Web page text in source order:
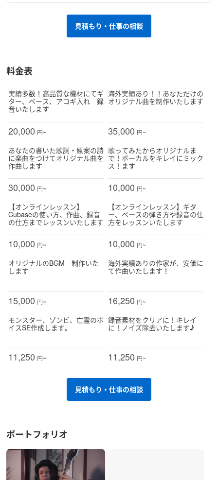
見積もり・仕事の相談
料金表
実績多数！高品質な機材にてギ
ター、ベース、アコギ入れ 録
音いたします
20,000 円~
海外実績あり！！あなただけの
オリジナル曲を制作いたします
35,000 円~
あなたの書いた歌詞・原案の詩
に楽曲をつけてオリジナル曲を
作曲します
30,000 円~
歌ってみたからオリジナルま
で！ボーカルをキレイにミック
ス！ます
10,000 円~
【オンラインレッスン】
Cubaseの使い方、作曲、録音
の仕方までレッスンいたします
10,000 円~
【オンラインレッスン】ギタ
ー、ベースの弾き方や録音の仕
方をレッスンいたします
10,000 円~
オリジナルのBGM 制作いた
します
15,000 円~
海外実績ありの作家が、安価に
て作曲いたします！
16,250 円~
モンスター、ゾンビ、亡霊のボ
イスSE作成します。
11,250 円~
録音素材をクリアに！キレイ
に！ノイズ除去いたします♪
11,250 円~
見積もり・仕事の相談
ポートフォリオ